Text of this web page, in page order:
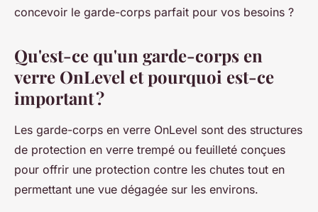
concevoir le garde-corps parfait pour vos besoins ?
Qu'est-ce qu'un garde-corps en
verre OnLevel et pourquoi est-ce
important ?
Les garde-corps en verre OnLevel sont des structures
de protection en verre trempé ou feuilleté conçues
pour offrir une protection contre les chutes tout en
permettant une vue dégagée sur les environs.